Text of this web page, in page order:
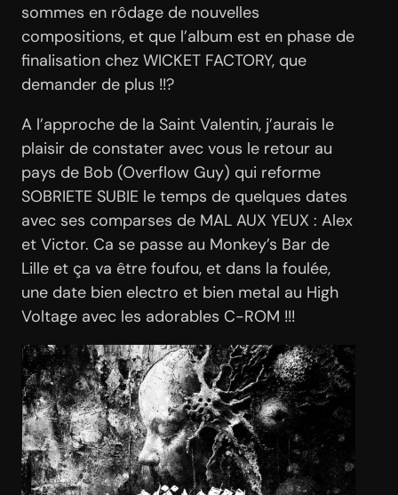
sommes en rôdage de nouvelles
compositions, et que l’album est en phase de
finalisation chez WICKET FACTORY, que
demander de plus !!?
A l’approche de la Saint Valentin, j’aurais le
plaisir de constater avec vous le retour au
pays de Bob (Overflow Guy) qui reforme
SOBRIETE SUBIE le temps de quelques dates
avec ses comparses de MAL AUX YEUX : Alex
et Victor. Ca se passe au Monkey’s Bar de
Lille et ça va être foufou, et dans la foulée,
une date bien electro et bien metal au High
Voltage avec les adorables C-ROM !!!